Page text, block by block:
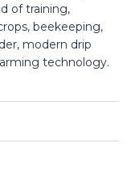
of training,
beekeeping,
modern drip
technology.